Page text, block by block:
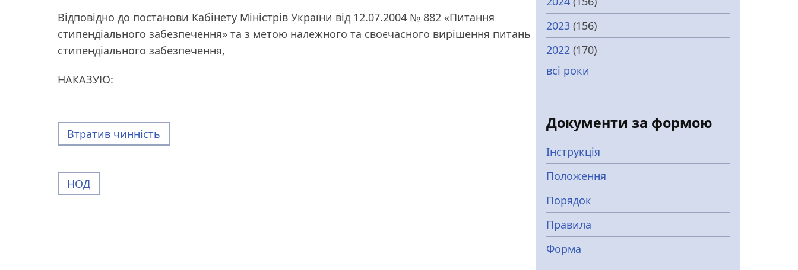
Відповідно до постанови Кабінету Міністрів України від 12.07.2004 № 882 «Питання
стипендіального забезпечення» та з метою належного та своєчасного вирішення питань
стипендіального забезпечення,
НАКАЗУЮ:
Втратив чинність
НОД
2023 (156)
2022 (170)
всі роки
Документи за формою
Інструкція
Положення
Порядок
Правила
Форма